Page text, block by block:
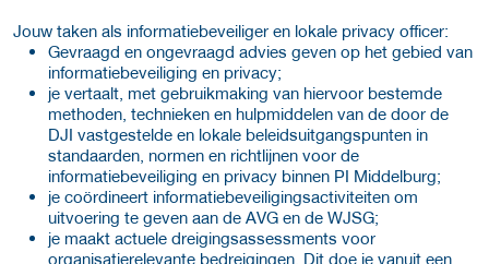
Jouw taken als informatiebeveiliger en lokale privacy officer:
Gevraagd en ongevraagd advies geven op het gebied van
informatiebeveiliging en privacy;
je vertaalt, met gebruikmaking van hiervoor bestemde
methoden, technieken en hulpmiddelen van de door de
DJI vastgestelde en lokale beleidsuitgangspunten in
standaarden, normen en richtlijnen voor de
informatiebeveiliging en privacy binnen PI Middelburg;
je coördineert informatiebeveiligingsactiviteiten om
uitvoering te geven aan de AVG en de WJSG;
je maakt actuele dreigingsassessments voor
organisatierelevante bedreigingen. Dit doe je vanuit een